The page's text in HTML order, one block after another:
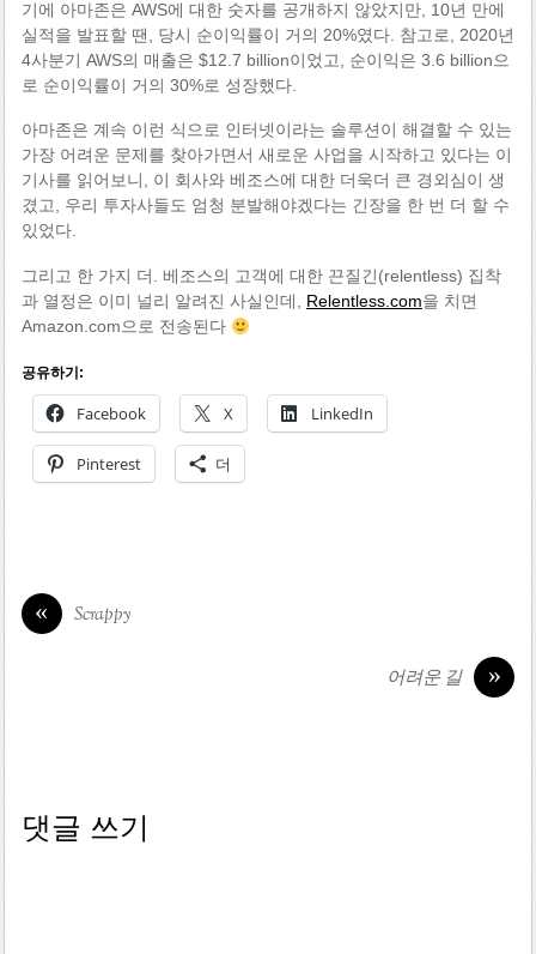
기에 아마존은 AWS에 대한 숫자를 공개하지 않았지만, 10년 만에
실적을 발표할 땐, 당시 순이익률이 거의 20%였다. 참고로, 2020년
4사분기 AWS의 매출은 $12.7 billion이었고, 순이익은 3.6 billion으
로 순이익률이 거의 30%로 성장했다.
아마존은 계속 이런 식으로 인터넷이라는 솔루션이 해결할 수 있는
가장 어려운 문제를 찾아가면서 새로운 사업을 시작하고 있다는 이
기사를 읽어보니, 이 회사와 베조스에 대한 더욱더 큰 경외심이 생
겼고, 우리 투자사들도 엄청 분발해야겠다는 긴장을 한 번 더 할 수
있었다.
그리고 한 가지 더. 베조스의 고객에 대한 끈질긴(relentless) 집착
과 열정은 이미 널리 알려진 사실인데, Relentless.com을 치면
Amazon.com으로 전송된다
공유하기:
Facebook X LinkedIn
Pinterest 더
« Scrappy
»
어려운 길
댓글 쓰기